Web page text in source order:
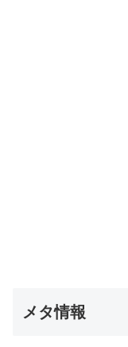
メタ情報